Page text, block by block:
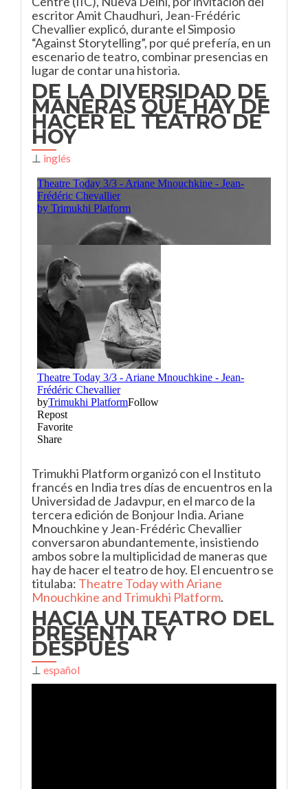
escritor Amit Chaudhuri, Jean-Frédéric
Chevallier explicó, durante el Simposio
“Against Storytelling”, por qué prefería, en un
escenario de teatro, combinar presencias en
lugar de contar una historia.
DE LA DIVERSIDAD DE
MANERAS QUE HAY DE
HACER EL TEATRO DE
HOY
⊥ inglés
Trimukhi Platform organizó con el Instituto
francés en India tres días de encuentros en la
Universidad de Jadavpur, en el marco de la
tercera edición de Bonjour India. Ariane
Mnouchkine y Jean-Frédéric Chevallier
conversaron abundantemente, insistiendo
ambos sobre la multiplicidad de maneras que
hay de hacer el teatro de hoy. El encuentro se
titulaba: Theatre Today with Ariane
Mnouchkine and Trimukhi Platform.
HACIA UN TEATRO DEL
PRESENTAR Y
DESPUÉS
⊥ español